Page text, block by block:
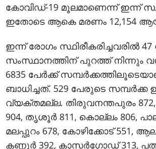
കോവിഡ്-19 മൂലമാണെന്ന് ഇന്ന്
ഇതോടെ ആകെ മരണം 12,154
ഇന്ന് രോഗം സ്ഥിരീകരിച്ചവരില്‍ 47
സംസ്ഥാനത്തിന് പുറത്ത് നിന്നും
6835 പേര്‍ക്ക്
ബാധിച്ചത്. 529 പേരുടെ സമ്പര്‍ക്ക
വ്യക്തമല്ല. തിരുവനന്തപുരം
904, തൃശൂര്‍ 811, കൊല്ലം 806,
മലപ്പുറം 678, കോഴിക്കോട് 551,
കണ്ണൂര്‍ 392, കാസര്‍ഗോഡ് 313,